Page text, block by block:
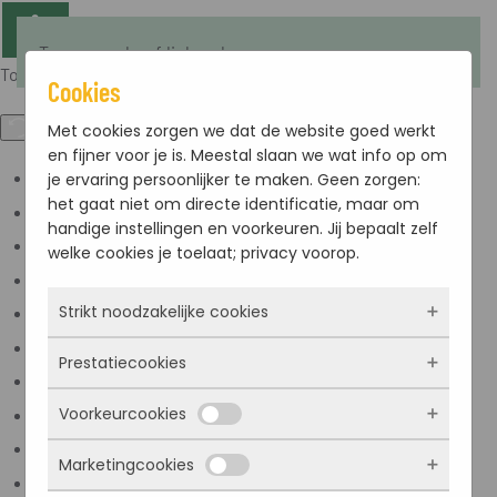
Toegankelijkheid
Kleuren omkeren
Monochroom
Donker contrast
Lage kleur verzadiging
Titels markeren
Terug naar hoofdinhoud
Cookies
Met cookies zorgen we dat de website goed werkt
en fijner voor je is. Meestal slaan we wat info op om
je ervaring persoonlijker te maken. Geen zorgen:
het gaat niet om directe identificatie, maar om
handige instellingen en voorkeuren. Jij bepaalt zelf
welke cookies je toelaat; privacy voorop.
Strikt noodzakelijke cookies
Deze cookies zorgen ervoor dat de website
überhaupt werkt. Ze zijn dus altijd actief en
kunnen niet worden uitgezet. Meestal worden
ze alleen geplaatst als jij iets doet, zoals
inloggen, een formulier invullen of je
Prestatiecookies
Met deze cookies zien we hoe vaak onze site
bezocht wordt, waar bezoekers vandaan
komen en welke pagina’s populair zijn. Zo
Voorkeurcookies
Deze cookies onthouden jouw voorkeuren.
Marketingcookies